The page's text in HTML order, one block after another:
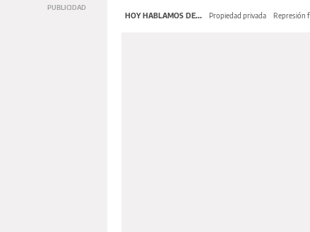
HOY HABLAMOS DE... Propiedad privada Represión